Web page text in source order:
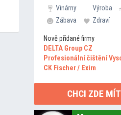
Vinárny
Výroba
Zábava
Zdraví
Nově přidané firmy
DELTA Group CZ
Profesionální čištění
CK Fischer / Exim
CHCI ZDE